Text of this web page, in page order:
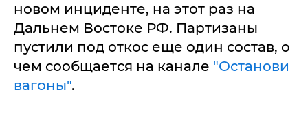
новом инциденте, на этот раз на
Дальнем Востоке РФ. Партизаны
пустили под откос еще один состав, о
чем сообщается на канале "Останови
вагоны".